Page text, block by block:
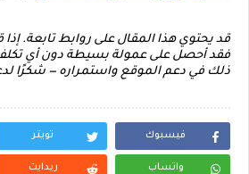
قد يحتوي هذا المقال على روابط تابعة.
فقد أحصل على عمولة بسيطة دون أي
ذلك في دعم الموقع واستمراره — شكرًا
فيسبوك تويتر
واتساب ريدايت